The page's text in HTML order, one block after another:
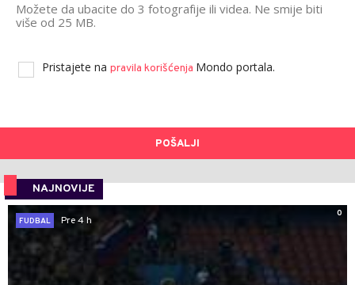
Možete da ubacite do 3 fotografije ili videa. Ne smije biti
više od 25 MB.
Pristajete na pravila korišćenja Mondo portala.
POŠALJI
NAJNOVIJE
0
FUDBAL
Pre 4 h